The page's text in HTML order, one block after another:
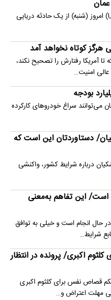
عملیات تجارت دریایی بریتانیا (UKMTO) امروز (شنبه) از یک حادثه دریایی
هرگز کوتاه نخواهد آمد
تا آمریکا رفتارش را تصحیح نکند،
امنیت…
بودجه
می‌توانند سراغ خودروهای کارکرده
دستاوردتان این است که
درباره شرایط کشور، واکنشی
است/ این تفاهم به‌معنی
حال انجام است و خیلی به توافق
شرایط…
کلثوم اکبری/ پرونده در انتظار
از صدور ۱۰ فقره حکم قصاص نفس برای کلثوم اکبری
مهلت اعتراض و…